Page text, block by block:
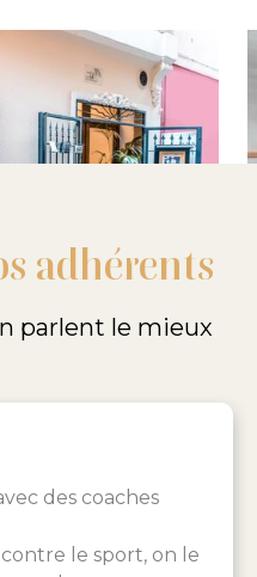
adhérents
parlent le mieux
des coaches
le sport, on le